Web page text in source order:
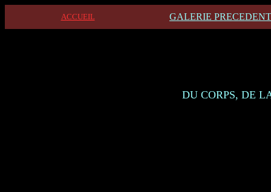
ACCUEIL GALERIE
DU CORPS, DE